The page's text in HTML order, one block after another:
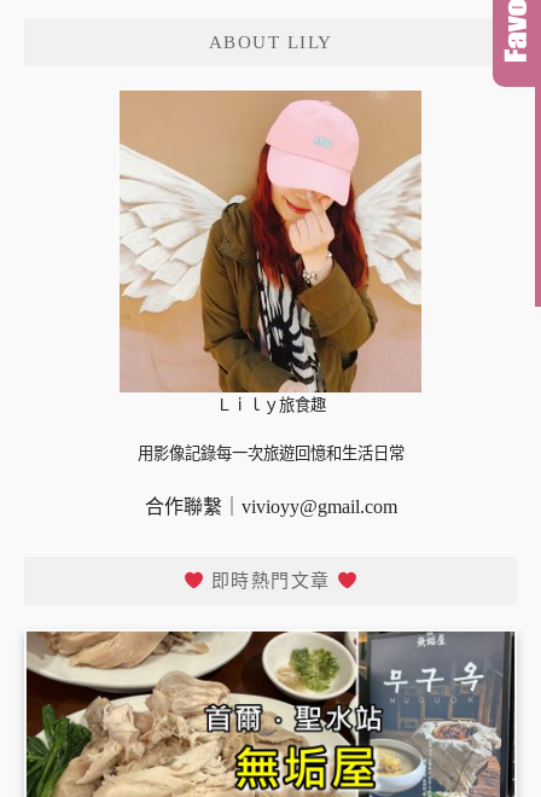
ABOUT LILY
Ｌｉｌｙ旅食趣
用影像記錄每一次旅遊回憶和生活日常
合作聯繫｜ vivioyy@gmail.com
即時熱門文章